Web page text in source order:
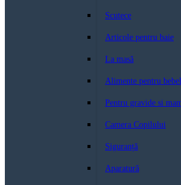
Scutece
Articole pentru baie
La masă
Alimente pentru
Pentru gravide si
Camera Copilului
Siguranță
Aparatură